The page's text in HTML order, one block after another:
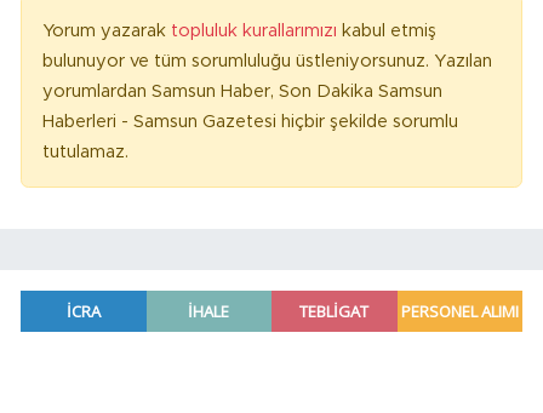
Yorum yazarak topluluk kurallarımızı kabul etmiş
bulunuyor ve tüm sorumluluğu üstleniyorsunuz. Yazılan
yorumlardan Samsun Haber, Son Dakika Samsun
Haberleri - Samsun Gazetesi hiçbir şekilde sorumlu
tutulamaz.